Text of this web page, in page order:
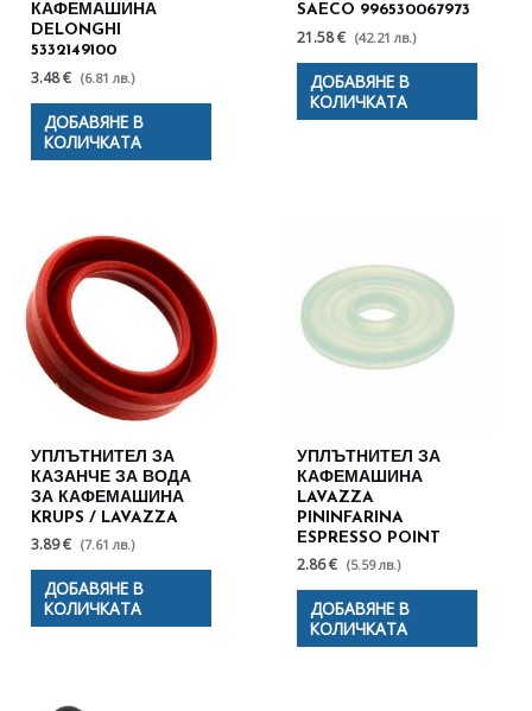
КАФЕМАШИНА
DELONGHI
5332149100
3.48 € (6.81 лв.)
ДОБАВЯНЕ В
КОЛИЧКАТА
SAECO 996530067973
21.58 € (42.21 лв.)
ДОБАВЯНЕ В
КОЛИЧКАТА
УПЛЪТНИТЕЛ ЗА
КАЗАНЧЕ ЗА ВОДА
ЗА КАФЕМАШИНА
KRUPS / LAVAZZA
3.89 € (7.61 лв.)
ДОБАВЯНЕ В
КОЛИЧКАТА
УПЛЪТНИТЕЛ ЗА
КАФЕМАШИНА
LAVAZZA
PININFARINA
ESPRESSO POINT
2.86 € (5.59 лв.)
ДОБАВЯНЕ В
КОЛИЧКАТА